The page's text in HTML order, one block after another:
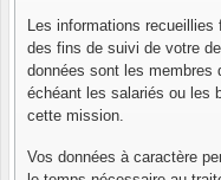
Les informations recueillies
des fins de suivi de votre
données sont les membres
échéant les salariés ou les
cette mission.
Vos données à caractère